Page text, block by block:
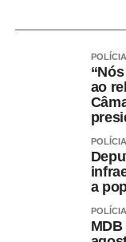
POLÍCIA
ao
POLÍCIA
a
POLÍCIA